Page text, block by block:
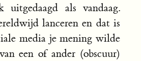
als vandaag.
lanceren en dat is
media je mening wilde
een of ander (obscuur)